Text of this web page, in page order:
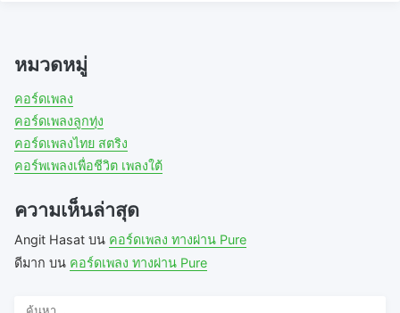
หมวดหมู่
คอร์ดเพลง
คอร์ดเพลงลูกทุ่ง
คอร์ดเพลงไทย สตริง
คอร์พเพลงเพื่อชีวิต เพลงใต้
ความเห็นล่าสุด
Angit Hasat บน คอร์ดเพลง ทางผ่าน Pure
ดีมาก บน คอร์ดเพลง ทางผ่าน Pure
ค้นหา